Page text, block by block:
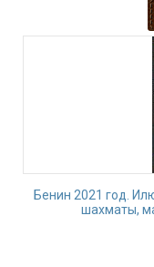
Бенин 2021 год.
шахматы,